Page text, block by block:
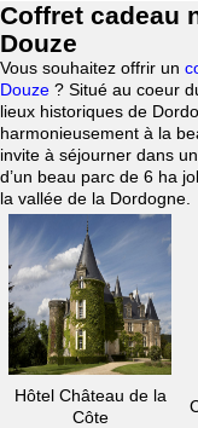
Coffret cadeau
Douze
Vous souhaitez offrir un
Douze ? Situé au coeur
lieux historiques de
harmonieusement à la
invite à séjourner dans
d’un beau parc de 6 ha
la vallée de la Dordogne.
Hôtel Château de la
Côte